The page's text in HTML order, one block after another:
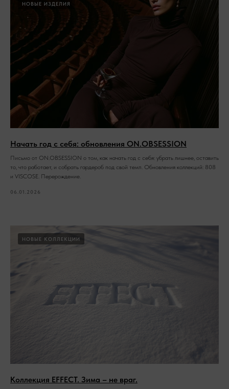
НОВЫЕ ИЗДЕЛИЯ
Начать год с себя: обновления ON.OBSESSION
Письмо от ON.OBSESSION о том, как начать год с себя: убрать лишнее, оставить
то, что работает, и собрать гардероб под свой темп. Обновления коллекций: 808
и VISCOSE. Перерождение.
06.01.2026
НОВЫЕ КОЛЛЕКЦИИ
Коллекция EFFECT. Зима – не враг.